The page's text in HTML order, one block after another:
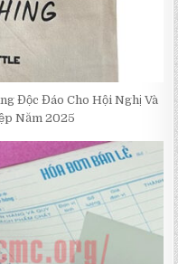
Độc Đáo Cho Hội Nghị Và
Năm 2025